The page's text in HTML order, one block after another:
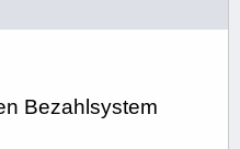
Bezahlsystem